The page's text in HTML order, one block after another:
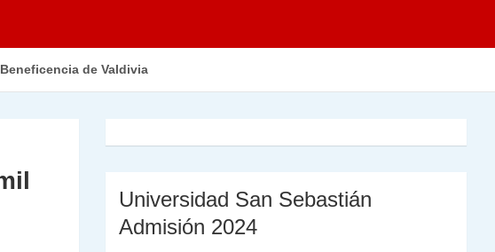
de Valdivia
Universidad San Sebastián
Admisión 2024